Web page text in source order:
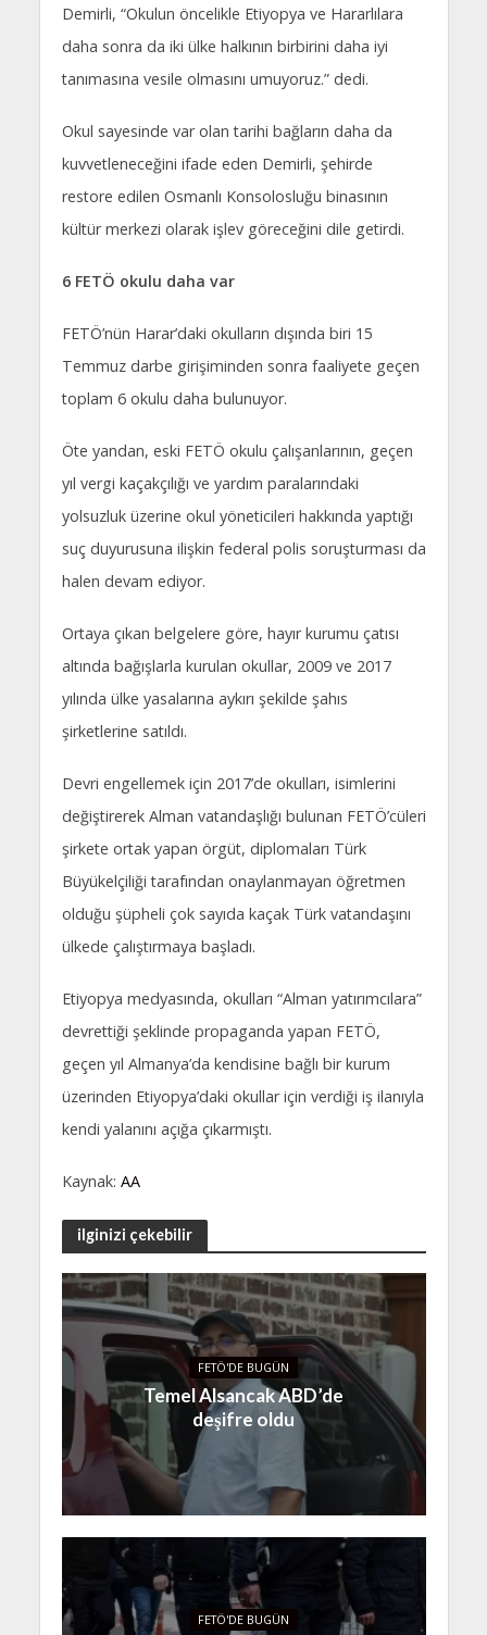
Demirli, “Okulun öncelikle Etiyopya ve Hararlılara
daha sonra da iki ülke halkının birbirini daha iyi
tanımasına vesile olmasını umuyoruz.” dedi.
Okul sayesinde var olan tarihi bağların daha da
kuvvetleneceğini ifade eden Demirli, şehirde
restore edilen Osmanlı Konsolosluğu binasının
kültür merkezi olarak işlev göreceğini dile getirdi.
6 FETÖ okulu daha var
FETÖ’nün Harar’daki okulların dışında biri 15
Temmuz darbe girişiminden sonra faaliyete geçen
toplam 6 okulu daha bulunuyor.
Öte yandan, eski FETÖ okulu çalışanlarının, geçen
yıl vergi kaçakçılığı ve yardım paralarındaki
yolsuzluk üzerine okul yöneticileri hakkında yaptığı
suç duyurusuna ilişkin federal polis soruşturması da
halen devam ediyor.
Ortaya çıkan belgelere göre, hayır kurumu çatısı
altında bağışlarla kurulan okullar, 2009 ve 2017
yılında ülke yasalarına aykırı şekilde şahıs
şirketlerine satıldı.
Devri engellemek için 2017’de okulları, isimlerini
değiştirerek Alman vatandaşlığı bulunan FETÖ’cüleri
şirkete ortak yapan örgüt, diplomaları Türk
Büyükelçiliği tarafından onaylanmayan öğretmen
olduğu şüpheli çok sayıda kaçak Türk vatandaşını
ülkede çalıştırmaya başladı.
Etiyopya medyasında, okulları “Alman yatırımcılara”
devrettiği şeklinde propaganda yapan FETÖ,
geçen yıl Almanya’da kendisine bağlı bir kurum
üzerinden Etiyopya’daki okullar için verdiği iş ilanıyla
kendi yalanını açığa çıkarmıştı.
Kaynak: AA
ilginizi çekebilir
FETÖ'DE BUGÜN
Temel Alsancak ABD’de
deşifre oldu
FETÖ'DE BUGÜN